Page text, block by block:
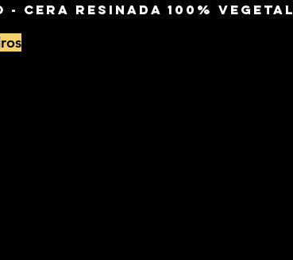
Resinada 100% Vegetal